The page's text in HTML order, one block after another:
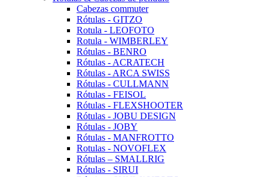
Cabezas commuter
Rótulas - GITZO
Rotula - LEOFOTO
Rotula - WIMBERLEY
Rótulas - BENRO
Rótulas - ACRATECH
Rótulas - ARCA SWISS
Rótulas - CULLMANN
Rótulas - FEISOL
Rótulas - FLEXSHOOTER
Rótulas - JOBU DESIGN
Rótulas - JOBY
Rótulas - MANFROTTO
Rotulas - NOVOFLEX
Rótulas – SMALLRIG
Rótulas - SIRUI